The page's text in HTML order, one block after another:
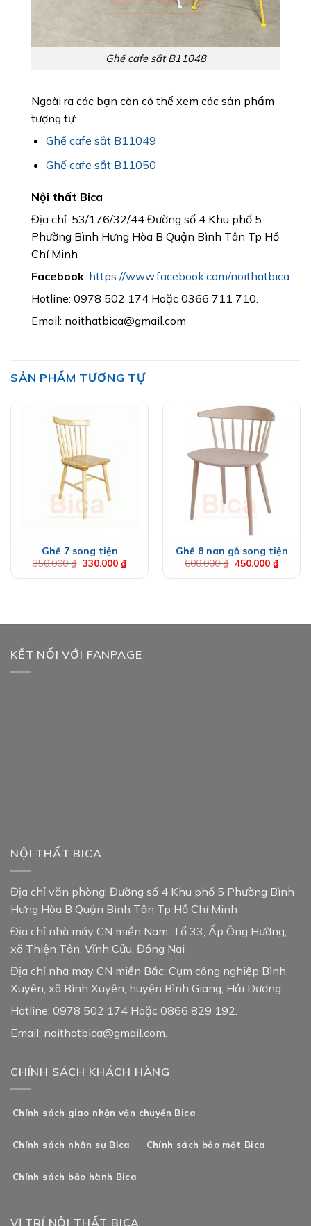
Ghế cafe sắt B11048
Ngoài ra các bạn còn có thể xem các sản phẩm
tượng tự:
Ghế cafe sắt B11049
Ghế cafe sắt B11050
Nội thất Bica
Địa chỉ: 53/176/32/44 Đường số 4 Khu phố 5
Phường Bình Hưng Hòa B Quận Bình Tân Tp Hồ
Chí Minh
Facebook: https://www.facebook.com/noithatbica
Hotline: 0978 502 174 Hoặc 0366 711 710.
Email: noithatbica@gmail.com
SẢN PHẨM TƯƠNG TỰ
Ghế 7 song tiện
350.000₫ Giá
là:
330.000 ₫Giá
hiện
tại
Ghế 8 nan gỗ song tiện
600.000₫ Giá
là:
450.000 ₫Giá
hiện
tại
KẾT NỐI VỚI FANPAGE
NỘI THẤT BICA
Địa chỉ văn phòng: Đường số 4 Khu phố 5 Phường Bình
Hưng Hòa B Quận Bình Tân Tp Hồ Chí Minh
Địa chỉ nhà máy CN miền Nam: Tổ 33, Ấp Ông Hường,
xã Thiện Tân, Vĩnh Cửu, Đồng Nai
Địa chỉ nhà máy CN miền Bắc: Cụm công nghiệp Bình
Xuyên, xã Bình Xuyên, huyện Bình Giang, Hải Dương
Hotline: 0978 502 174 Hoặc 0866 829 192.
Email: noithatbica@gmail.com.
CHÍNH SÁCH KHÁCH HÀNG
Chính sách giao nhận vận chuyển Bica
Chính sách nhân sự Bica Chính sách bảo mật Bica
Chính sách bảo hành Bica
VỊ TRÍ NỘI THẤT BICA